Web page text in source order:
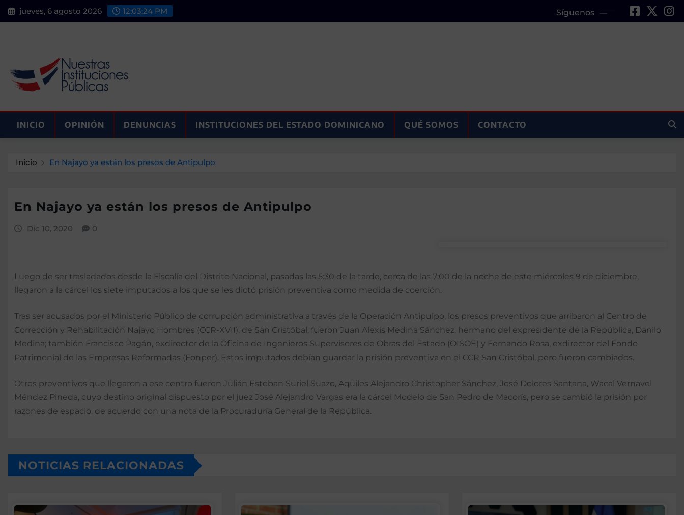
Saltar
al
jueves, 6 agosto 2026 12:03:25 PM Síguenos
INICIO OPINIÓN DENUNCIAS INSTITUCIONES DEL ESTADO DOMINICANO QUÉ SOMOS CONTACTO
Inicio En Najayo ya están los presos de Antipulpo
En Najayo ya están los presos de Antipulpo
Dic 10, 2020 0
Luego de ser trasladados desde la Fiscalía del Distrito Nacional, pasadas las 5:30 de la tarde, cerca de las 7:00 de la noche de este miércoles 9 de diciembre,
llegaron a la cárcel los siete imputados a los que se les dictó prisión preventiva como medida de coerción.
Tras ser acusados por el Ministerio Público de corrupción administrativa a través de la Operación Antipulpo, los presos preventivos que arribaron al Centro de
Corrección y Rehabilitación Najayo Hombres (CCR-XVII), de San Cristóbal, fueron Juan Alexis Medina Sánchez, hermano del expresidente de la República, Danilo
Medina; también Francisco Pagán, exdirector de la Oficina de Ingenieros Supervisores de Obras del Estado (OISOE) y Fernando Rosa, exdirector del Fondo
Patrimonial de las Empresas Reformadas (Fonper). Estos imputados debían guardar la prisión preventiva en el CCR San Cristóbal, pero fueron cambiados.
Otros preventivos que llegaron a ese centro fueron Julián Esteban Suriel Suazo, Aquiles Alejandro Christopher Sánchez, José Dolores Santana, Wacal Vernavel
Méndez Pineda, cuyo destino original dispuesto por el juez José Alejandro Vargas era la cárcel Modelo de San Pedro de Macorís, pero se cambió la prisión por
razones de espacio, de acuerdo con una nota de la Procuraduría General de la República.
NOTICIAS RELACIONADAS